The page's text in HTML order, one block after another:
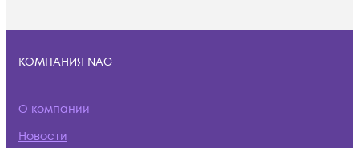
КОМПАНИЯ NAG
О компании
Новости